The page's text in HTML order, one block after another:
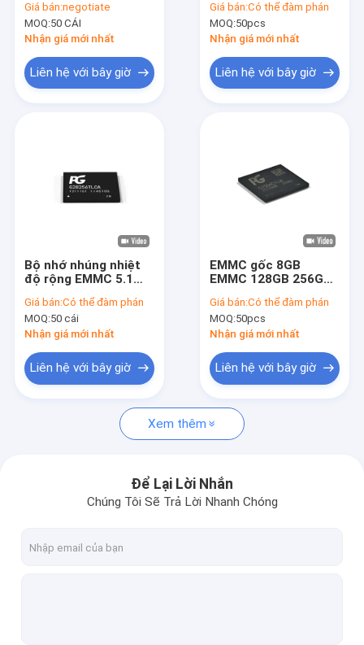
Video
LIÊN HỆ VỚI CHÚNG TÔI
Tin tức
Tất cả các trường hợp
eMMC5.1
105 °C IC flash bộ
nhớ
Giá bán:negotiate
MOQ:50 CÁI
Nhận giá mới nhất
Liên hệ với bây giờ
Giá bán:Có thể đàm phán
MOQ:50pcs
Nhận giá mới nhất
Liên hệ với bây giờ
Bộ nhớ nhúng nhiệt
độ rộng EMMC 5.1
flash cho ô tô
Giá bán:Có thể đàm phán
MOQ:50 cái
Nhận giá mới nhất
Liên hệ với bây giờ
EMMC gốc 8GB
EMMC 128GB 256GB
64gb 128gb cho
robot
Giá bán:Có thể đàm phán
MOQ:50pcs
Nhận giá mới nhất
Liên hệ với bây giờ
Xem thêm
Để Lại Lời Nhắn
Chúng Tôi Sẽ Trả Lời Nhanh Chóng